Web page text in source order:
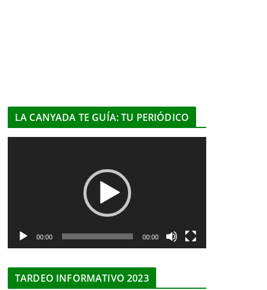
LA CANYADA TE GUÍA: TU PERIÓDICO
c
00:00 00:00
TARDEO INFORMATIVO 2023